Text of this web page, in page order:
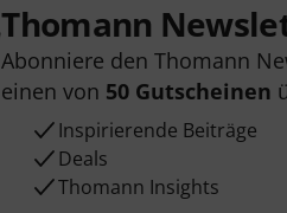
Thomann
Abonniere den Thomann
einen von 50 Gutscheinen
Inspirierende Beiträge
Deals
Thomann Insights